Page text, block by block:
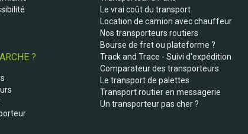
?
Le vrai coût du transport
Location de camion avec chauffeur
Nos transporteurs routiers
Bourse de fret ou plateforme ?
Track and Trace - Suivi d'expédition
Comparateur des transporteurs
Le transport de palettes
Transport routier en messagerie
Un transporteur pas cher ?